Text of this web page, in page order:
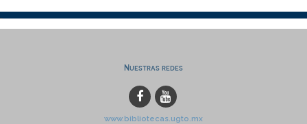
Nuestras redes
www.bibliotecas.ugto.mx